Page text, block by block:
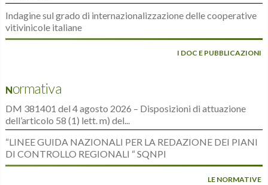
Indagine sul grado di internazionalizzazione delle cooperative
vitivinicole italiane
I DOC E PUBBLICAZIONI
Normativa
DM 381401 del 4 agosto 2026 – Disposizioni di attuazione
dell’articolo 58 (1) lett. m) del...
“LINEE GUIDA NAZIONALI PER LA REDAZIONE DEI PIANI
DI CONTROLLO REGIONALI “ SQNPI
LE NORMATIVE